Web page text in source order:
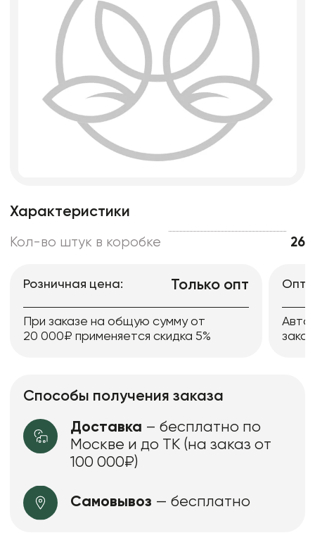
Характеристики
Кол-во штук в коробке 26
Розничная цена: Только опт
При заказе на общую сумму от
20 000₽ применяется скидка 5%
Способы получения заказа
Доставка – бесплатно по
Москве и до ТК (на заказ от
100 000₽)
Самовывоз — бесплатно